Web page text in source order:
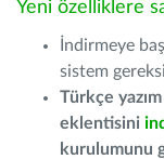
Yeni özelliklere
İndirmeye
sistem
Türkçe
eklentisini
kurulumunu